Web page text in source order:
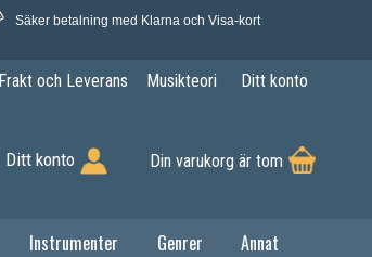
Säker betalning med Klarna och Visa-kort
Frakt och Leverans Musikteori Ditt konto
Ditt konto Din varukorg är tom
Instrumenter Genrer Annat